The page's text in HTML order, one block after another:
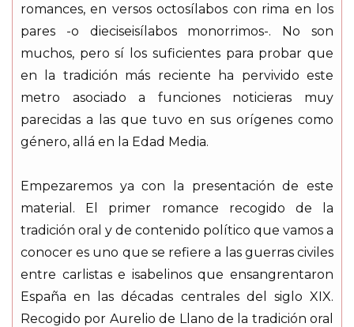
romances, en versos octosílabos con rima en los
pares -o dieciseisílabos monorrimos-. No son
muchos, pero sí los suficientes para probar que
en la tradición más reciente ha pervivido este
metro asociado a funciones noticieras muy
parecidas a las que tuvo en sus orígenes como
género, allá en la Edad Media.
Empezaremos ya con la presentación de este
material. El primer romance recogido de la
tradición oral y de contenido político que vamos a
conocer es uno que se refiere a las guerras civiles
entre carlistas e isabelinos que ensangrentaron
España en las décadas centrales del siglo XIX.
Recogido por Aurelio de Llano de la tradición oral